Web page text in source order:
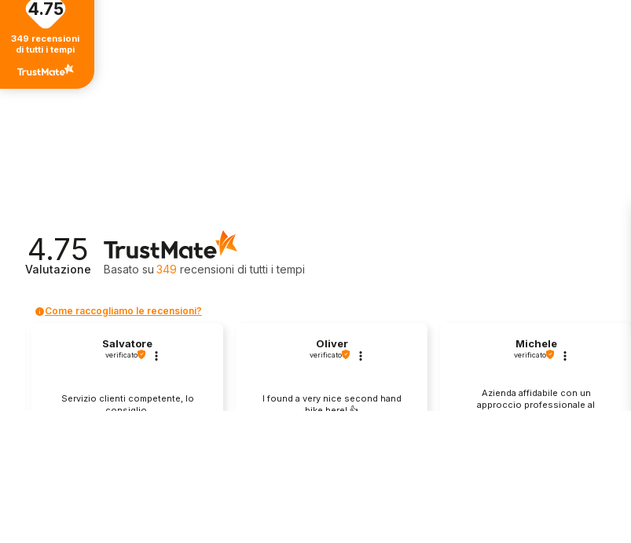
4.75
Valutazione Basato su 349 recensionidi tutti i tempi
Come raccogliamo le recensioni?
Salvatore
verificato
Servizio clienti competente, lo
consiglio.
Oliver
verificato
I found a very nice second hand
bike here! 👍️
Michele
verificato
Azienda affidabile con un
approccio professionale al
4.75
349 recensioni
di tutti i tempi